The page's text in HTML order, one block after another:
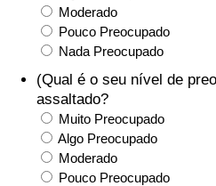
Moderado
Pouco Preocupado
Nada Preocupado
(Qual é o seu nível de
assaltado?
Muito Preocupado
Algo Preocupado
Moderado
Pouco Preocupado
Trânsito
Indicador de Trânsito
Indicador de Trânsito (Atual)
Indicador de Trânsito por País